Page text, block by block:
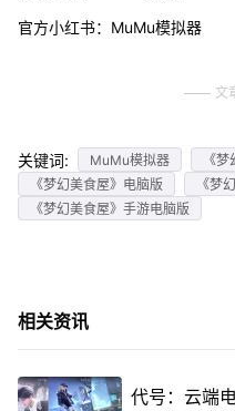
官方小红书：MuMu模拟器
文
关键词: MuMu模拟器
《
《梦幻美食屋》电脑版
《梦
《梦幻美食屋》手游电脑版
相关资讯
代号：云端